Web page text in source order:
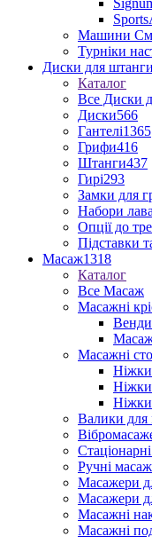
Машини
Турніки
Диски для
Каталог
Все Диски
Диски566
Гантелі1365
Грифи416
Штанги437
Гирі293
Замки для
Набори
Опції до
Підставки
Масаж1318
Каталог
Все Масаж
Масажні
Масажні
Ніжки
Ніжки
Валики для
Ручні
Масажери
Масажери
Масажні
Масажні